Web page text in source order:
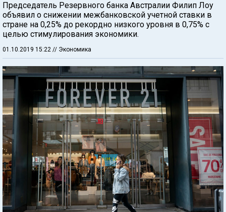
Председатель Резервного банка Австралии Филип Лоу
объявил о снижении межбанковской учетной ставки в
стране на 0,25% до рекордно низкого уровня в 0,75% с
целью стимулирования экономики.
01.10.2019 15:22 // Экономика